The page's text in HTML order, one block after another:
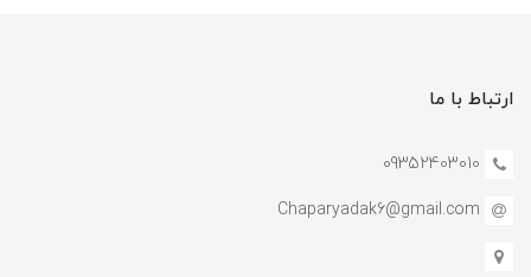
ارتباط با ما
09352403010
Chaparyadak6@gmail.com